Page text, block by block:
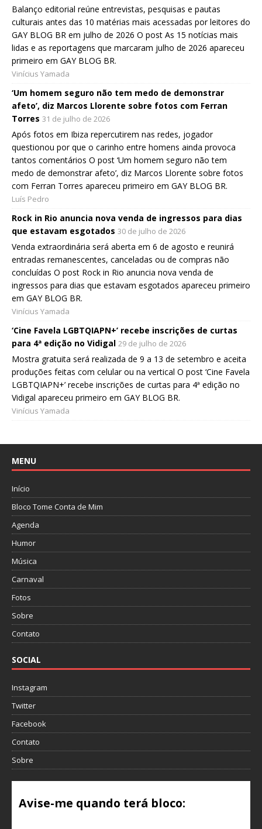
Balanço editorial reúne entrevistas, pesquisas e pautas
culturais antes das 10 matérias mais acessadas por leitores do
GAY BLOG BR em julho de 2026 O post As 15 notícias mais
lidas e as reportagens que marcaram julho de 2026 apareceu
primeiro em GAY BLOG BR.
Vinícius Yamada
‘Um homem seguro não tem medo de demonstrar
afeto’, diz Marcos Llorente sobre fotos com Ferran
Torres 31 de julho de 2026
Após fotos em Ibiza repercutirem nas redes, jogador
questionou por que o carinho entre homens ainda provoca
tantos comentários O post ‘Um homem seguro não tem
medo de demonstrar afeto’, diz Marcos Llorente sobre fotos
com Ferran Torres apareceu primeiro em GAY BLOG BR.
Luís Pedro
Rock in Rio anuncia nova venda de ingressos para dias
que estavam esgotados 30 de julho de 2026
Venda extraordinária será aberta em 6 de agosto e reunirá
entradas remanescentes, canceladas ou de compras não
concluídas O post Rock in Rio anuncia nova venda de
ingressos para dias que estavam esgotados apareceu primeiro
em GAY BLOG BR.
Vinícius Yamada
‘Cine Favela LGBTQIAPN+’ recebe inscrições de curtas
para 4ª edição no Vidigal 29 de julho de 2026
Mostra gratuita será realizada de 9 a 13 de setembro e aceita
produções feitas com celular ou na vertical O post ‘Cine Favela
LGBTQIAPN+’ recebe inscrições de curtas para 4ª edição no
Vidigal apareceu primeiro em GAY BLOG BR.
Vinícius Yamada
MENU
Início
Bloco Tome Conta de Mim
Agenda
Humor
Música
Carnaval
Fotos
Sobre
Contato
SOCIAL
Instagram
Twitter
Facebook
Contato
Sobre
Avise-me quando terá bloco: